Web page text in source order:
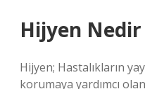
Hijyen
Hijyen; Hastalıkların
korumaya yardımcı